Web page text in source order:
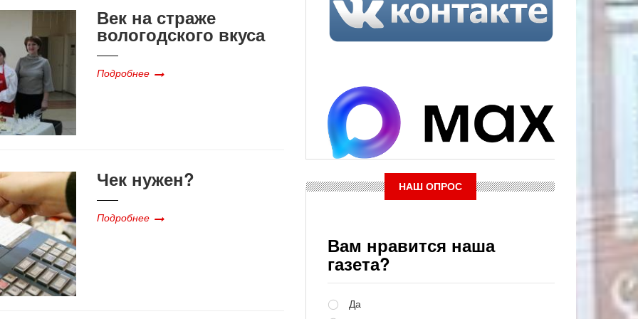
Век на страже
вологодского вкуса
Подробнее
Чек нужен?
Подробнее
НАШ ОПРОС
Вам нравится наша
газета?
Да